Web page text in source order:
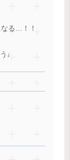
る…！！
♩